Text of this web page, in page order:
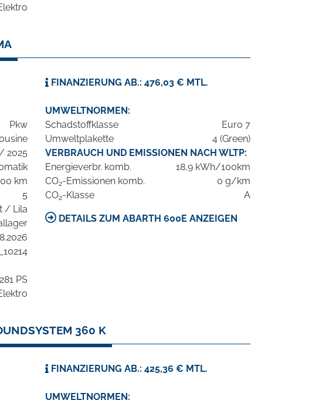
FINANZIERUNG AB.: 476,03 € MTL.
Pkw
2025
km
5
/ Lila
PS
UMWELTNORMEN:
Schadstoffklasse
Euro 7
Umweltplakette
4 (Green)
VERBRAUCH UND EMISSIONEN NACH WLTP:
Energieverbr. komb.
18,9 kWh/100km
CO2-Emissionen komb.
0 g/km
CO2-Klasse A
DETAILS ZUM ABARTH 600E ANZEIGEN
360 K
FINANZIERUNG AB.: 425,36 € MTL.
UMWELTNORMEN: